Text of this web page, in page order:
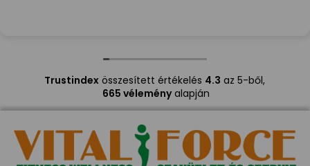
Trustindexösszesített értékelés 4.3 az 5-ből,
665 véleményalapján